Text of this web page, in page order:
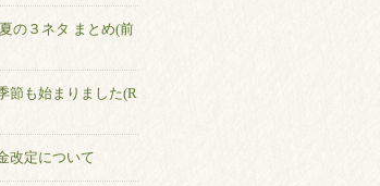
の３ネタ まとめ(前
節も始まりました(R
改定について